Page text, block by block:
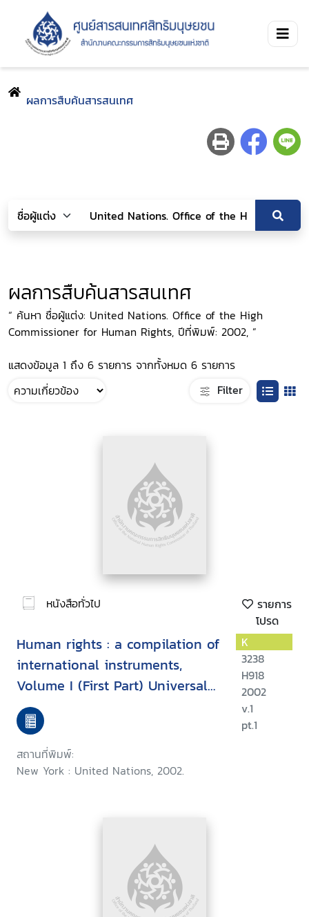
ผลการสืบค้นสารสนเทศ
ผลการสืบค้นสารสนเทศ
“ ค้นหา ชื่อผู้แต่ง: United Nations. Office of the High
Commissioner for Human Rights, ปีที่พิมพ์: 2002, ”
แสดงข้อมูล 1 ถึง 6 รายการ จากทั้งหมด 6 รายการ
Filter
หนังสือทั่วไป
รายการ
โปรด
Human rights : a compilation of
international instruments,
Volume I (First Part) Universal
instruments
สถานที่พิมพ์:
New York : United Nations, 2002.
K
3238
H918
2002
v.1
pt.1